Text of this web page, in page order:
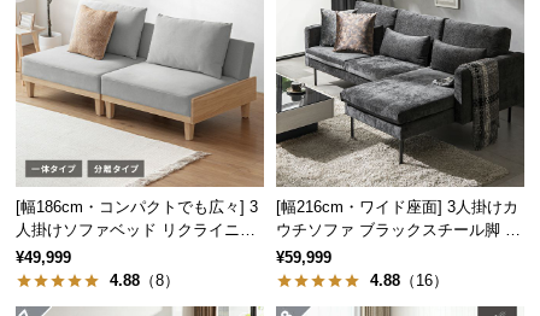
い
て
開
梱
置
サ
ー
ビ
ス
に
[幅186cm・コンパクトでも広々] 3
人掛けソファベッド リクライニン
グ 天然木フレーム 北欧
¥49,999
4.88 （8）
[幅216cm・ワイド座面] 3人掛けカ
ウチソファ ブラックスチール脚 L
字 ホテルライク 高級感
¥59,999
4.88 （16）